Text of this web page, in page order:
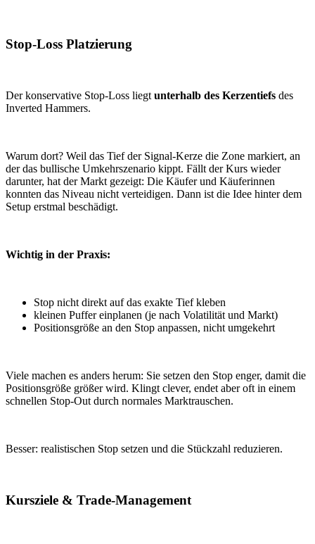
Stop-Loss Platzierung
Der konservative Stop-Loss liegt unterhalb des Kerzentiefs des
Inverted Hammers.
Warum dort? Weil das Tief der Signal-Kerze die Zone markiert, an
der das bullische Umkehrszenario kippt. Fällt der Kurs wieder
darunter, hat der Markt gezeigt: Die Käufer und Käuferinnen
konnten das Niveau nicht verteidigen. Dann ist die Idee hinter dem
Setup erstmal beschädigt.
Wichtig in der Praxis:
Stop nicht direkt auf das exakte Tief kleben
kleinen Puffer einplanen (je nach Volatilität und Markt)
Positionsgröße an den Stop anpassen, nicht umgekehrt
Viele machen es anders herum: Sie setzen den Stop enger, damit die
Positionsgröße größer wird. Klingt clever, endet aber oft in einem
schnellen Stop-Out durch normales Marktrauschen.
Besser: realistischen Stop setzen und die Stückzahl reduzieren.
Kursziele & Trade-Management